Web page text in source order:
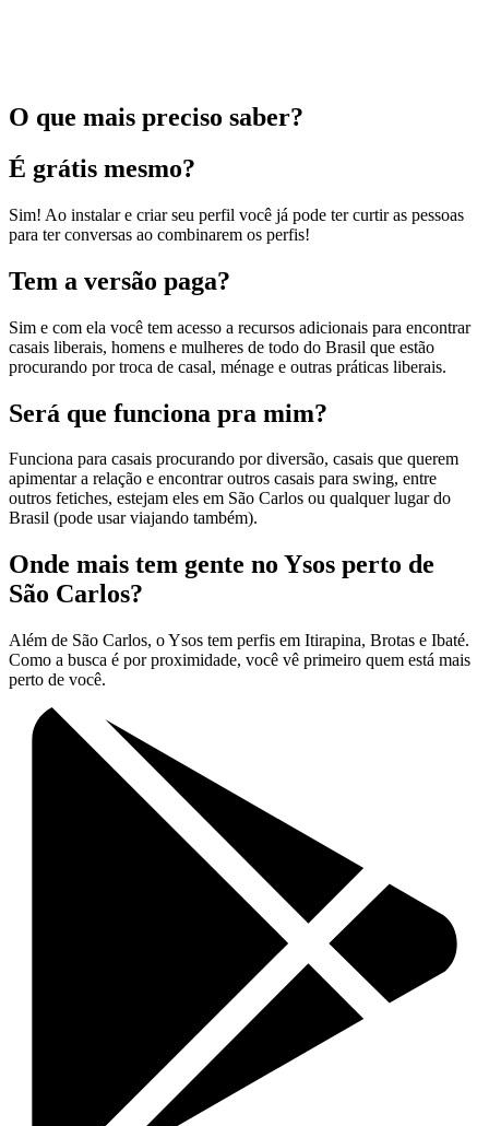
O que mais preciso saber?
É grátis mesmo?
Sim! Ao instalar e criar seu perfil você já pode ter curtir as pessoas
para ter conversas ao combinarem os perfis!
Tem a versão paga?
Sim e com ela você tem acesso a recursos adicionais para encontrar
casais liberais, homens e mulheres de todo do Brasil que estão
procurando por troca de casal, ménage e outras práticas liberais.
Será que funciona pra mim?
Funciona para casais procurando por diversão, casais que querem
apimentar a relação e encontrar outros casais para swing, entre
outros fetiches, estejam eles em São Carlos ou qualquer lugar do
Brasil (pode usar viajando também).
Onde mais tem gente no Ysos perto de
São Carlos?
Além de São Carlos, o Ysos tem perfis em Itirapina, Brotas e Ibaté.
Como a busca é por proximidade, você vê primeiro quem está mais
perto de você.